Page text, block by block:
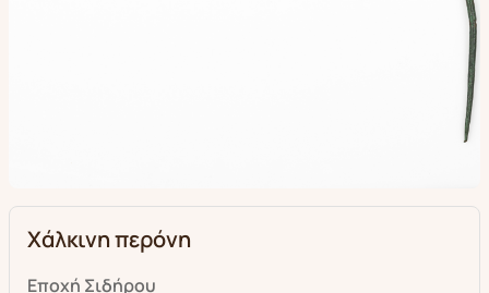
Χάλκινη περόνη
Εποχή Σιδήρου